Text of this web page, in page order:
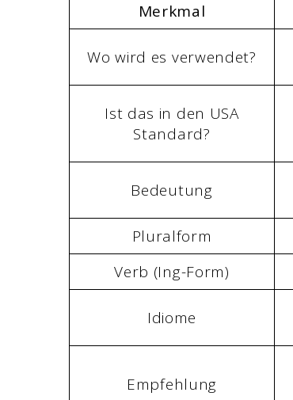
Merkmal
Wo wird es verwendet?
Ist das in den USA
Standard?
Bedeutung
Pluralform
Verb (Ing-Form)
Idiome
Empfehlung